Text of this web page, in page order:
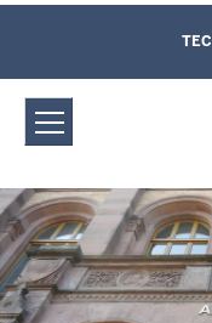
Amtsgericht
Direkt zum Inhalt
Leichte
und